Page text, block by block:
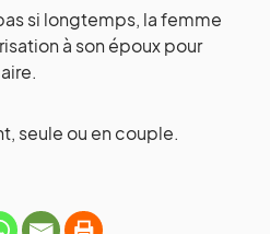
si longtemps, la femme
à son époux pour
seule ou en couple.